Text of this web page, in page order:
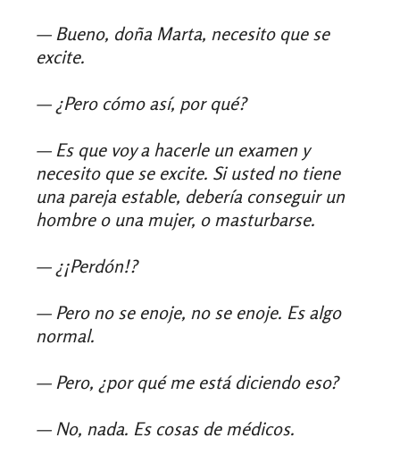
— Bueno, doña Marta, necesito que se
excite.
— ¿Pero cómo así, por qué?
— Es que voy a hacerle un examen y
necesito que se excite. Si usted no tiene
una pareja estable, debería conseguir un
hombre o una mujer, o masturbarse.
— ¿¡Perdón!?
— Pero no se enoje, no se enoje. Es algo
normal.
— Pero, ¿por qué me está diciendo eso?
— No, nada. Es cosas de médicos.